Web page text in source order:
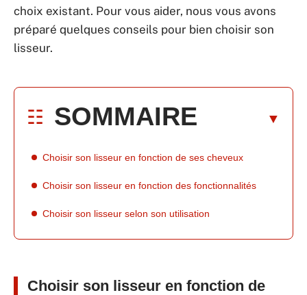
choix existant. Pour vous aider, nous vous avons
préparé quelques conseils pour bien choisir son
lisseur.
SOMMAIRE
Choisir son lisseur en fonction de ses cheveux
Choisir son lisseur en fonction des fonctionnalités
Choisir son lisseur selon son utilisation
Choisir son lisseur en fonction de